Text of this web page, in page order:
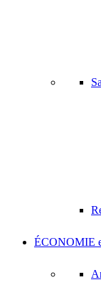
ÉCONOMIE